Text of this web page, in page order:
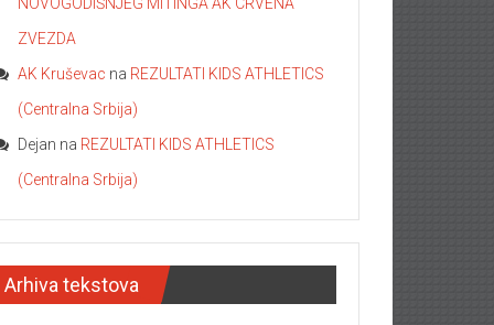
NOVOGODIŠNJEG MITINGA AK CRVENA
ZVEZDA
AK Kruševac na REZULTATI KIDS ATHLETICS
(Centralna Srbija)
Dejan na REZULTATI KIDS ATHLETICS
(Centralna Srbija)
Arhiva tekstova